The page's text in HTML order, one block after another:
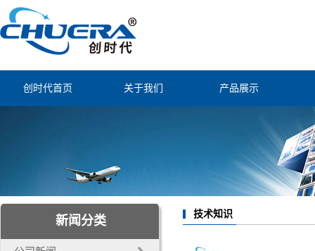
创时代首页 关于我们
公司证书
产品展示
烟尘过滤净化
自动焊锡配件
自动化机器人
新闻分类 技术知识